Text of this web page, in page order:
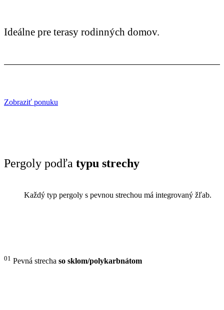
Ideálne pre terasy rodinných domov.
Zobraziť ponuku
Pergoly podľa typu strechy
Každý typ pergoly s pevnou strechou má integrovaný žľab.
01 Pevná strecha so sklom/polykarbnátom